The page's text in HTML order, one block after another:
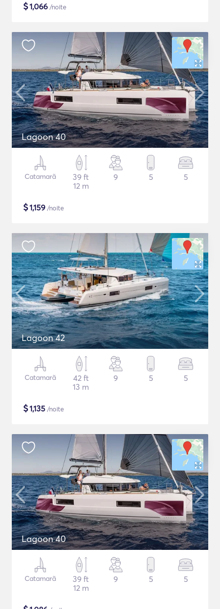
$1,066 /noite
Lagoon 40
Catamarã
39 ft
12 m
9 5 5
$1,159 /noite
Lagoon 42
Catamarã
42 ft
13 m
9 5 5
$1,135 /noite
Lagoon 40
Catamarã
39 ft
12 m
9 5 5